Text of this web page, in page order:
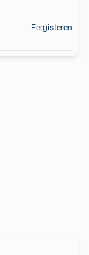
Eergisteren